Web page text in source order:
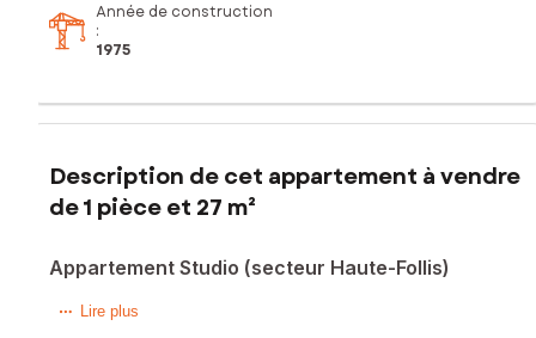
Année de construction
:
1975
Description de cet appartement à vendre
de 1 pièce et 27 m²
Appartement Studio (secteur Haute-Follis)
Situé dans la ville de Laval (53000), ce charmant
Lire plus